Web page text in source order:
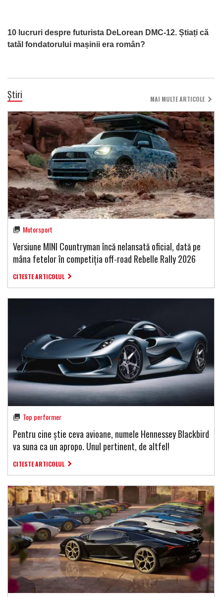
10 lucruri despre futurista DeLorean DMC-12. Știați că
tatăl fondatorului mașinii era român?
Știri MAI MULTE ARTICOLE
Motorsport
Versiune MINI Countryman încă nelansată oficial, dată pe
mâna fetelor în competiția off-road Rebelle Rally 2026
CITESTE ARTICOLUL
Top performer
Pentru cine știe ceva avioane, numele Hennessey Blackbird
va suna ca un apropo. Unul pertinent, de altfel!
CITESTE ARTICOLUL